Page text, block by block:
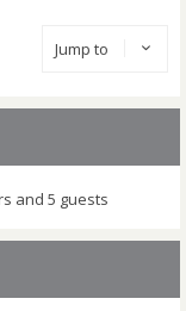
Jump to
and 5 guests